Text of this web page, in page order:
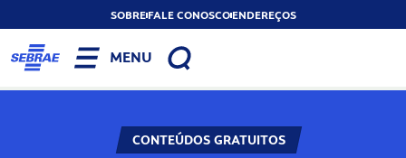
SOBREFALE CONOSCOENDEREÇOS
MENU
CONTEÚDOS GRATUITOS